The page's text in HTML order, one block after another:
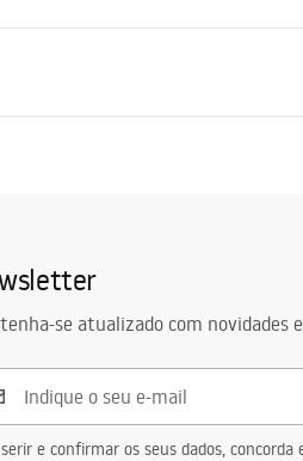
Preto
910
Electroplating
24 meses
se atualizado com novidades
e confirmar os seus dados,